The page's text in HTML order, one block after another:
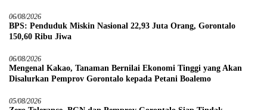
06/08/2026
BPS: Penduduk Miskin Nasional 22,93 Juta Orang, Gorontalo
150,60 Ribu Jiwa
06/08/2026
Mengenal Kakao, Tanaman Bernilai Ekonomi Tinggi yang Akan
Disalurkan Pemprov Gorontalo kepada Petani Boalemo
05/08/2026